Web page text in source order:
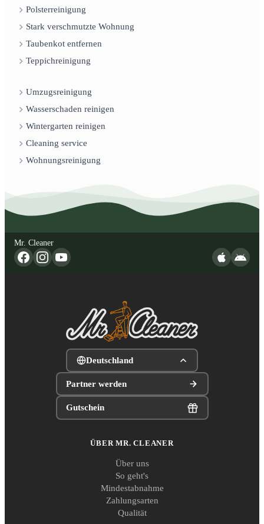
Polsterreinigung
Stark verschmutzte Wohnung
Taubenkot entfernen
Teppichreinigung
Umzugsreinigung
Wasserschaden reinigen
Wintergarten reinigen
Cleaning service
Wohnungsreinigung
Mr. Cleaner
Deutschland
Partner werden
Gutschein
ÜBER MR. CLEANER
Über uns
So geht's
Mindestabnahme
Zahlungsarten
Qualität